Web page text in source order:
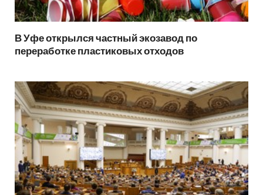
В Уфе открылся частный экозавод по
переработке пластиковых отходов